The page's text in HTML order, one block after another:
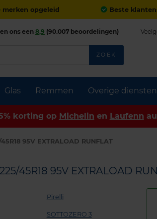
merken opgeleid Beste
Glas Remmen Overige diensten
ons een 8,9 (90.007 beoordelingen)
ZOEK
korting op Michelin en Laufenn
95V EXTRALOAD RUNFLAT
225/45R18 95V EXTRALOAD
Pirelli
SOTTOZERO 3